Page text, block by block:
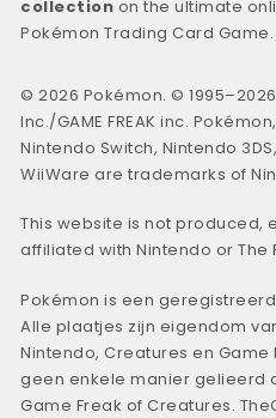
collection on the ultimate
Pokémon Trading Card Game.
© 2026 Pokémon. ©
Inc./GAME FREAK inc.
Nintendo Switch, Nintendo
WiiWare are trademarks of
This website is not produced,
affiliated with Nintendo or The
Pokémon is een
Alle plaatjes zijn eigendom
Nintendo, Creatures en Game
geen enkele manier gelieerd
Game Freak of Creatures.